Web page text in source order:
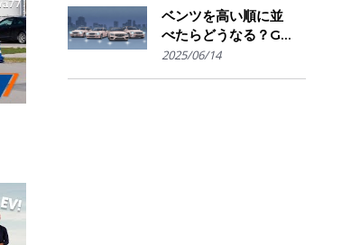
ベンツを高い順に並
べたらどうなる？G
クラスからSマイバ
2025/06/14